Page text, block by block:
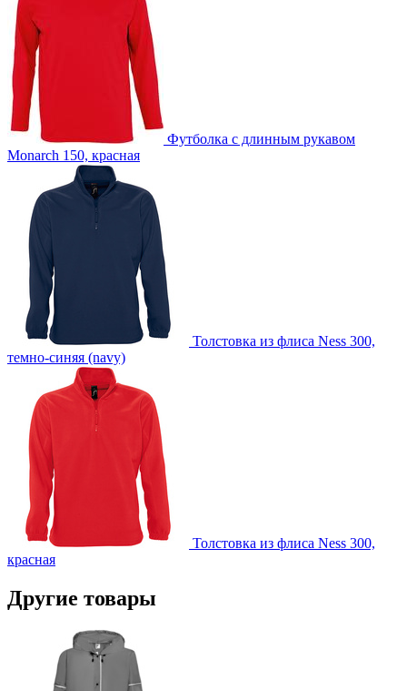
Футболка с длинным рукавом
Monarch 150, красная
Толстовка из флиса Ness 300,
темно-синяя (navy)
Толстовка из флиса Ness 300,
красная
Другие товары